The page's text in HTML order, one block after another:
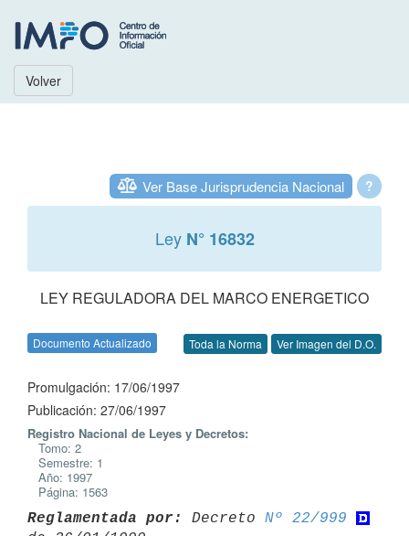
Volver
?
Ver Base Jurisprudencia Nacional
Ley N° 16832
LEY REGULADORA DEL MARCO ENERGETICO
Documento Actualizado Toda la Norma Ver Imagen del D.O.
Promulgación: 17/06/1997
Publicación: 27/06/1997
Registro Nacional de Leyes y Decretos:
Tomo: 2
Semestre: 1
Año: 1997
Página: 1563
Reglamentada por: Decreto Nº 22/999